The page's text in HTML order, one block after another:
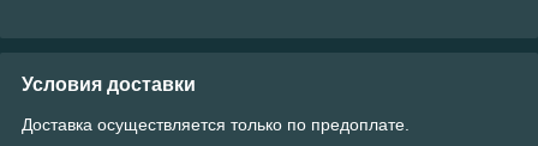
Условия доставки
Доставка осуществляется только по предоплате.